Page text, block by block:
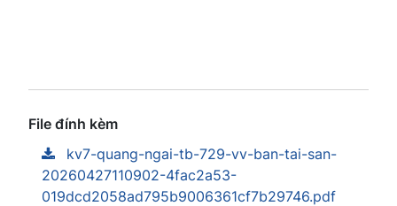
File đính kèm
kv7-quang-ngai-tb-729-vv-ban-tai-san-
20260427110902-4fac2a53-
019dcd2058ad795b9006361cf7b29746.pdf